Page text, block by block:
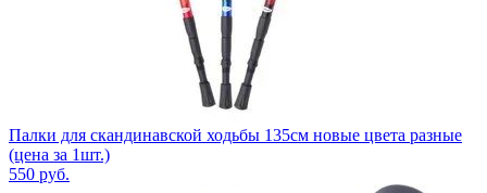
Палки для скандинавской ходьбы 135см новые цвета разные
(цена за 1шт.)
550 руб.